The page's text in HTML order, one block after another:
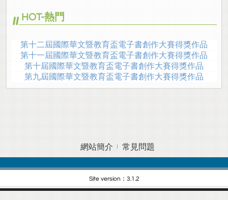
HOT-熱門
第十二屆國際華文暨教育盃電子書創作大賽得獎作品
第十一屆國際華文暨教育盃電子書創作大賽得獎作品
第十屆國際華文暨教育盃電子書創作大賽得獎作品
第九屆國際華文暨教育盃電子書創作大賽得獎作品
網站簡介 常見問題
Site version：3.1.2